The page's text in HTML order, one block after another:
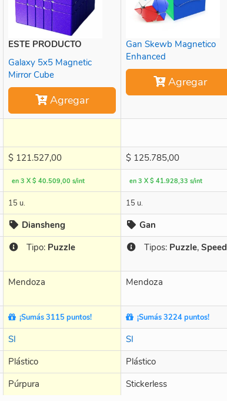
ESTE PRODUCTO
Galaxy 5x5 Magnetic
Mirror Cube
Agregar
Gan Skewb Magnetico
Enhanced
Agregar
$ 121.527,00 $ 125.785,00
en 3 X $ 40.509,00 s/int en 3 X $ 41.928,33 s/int
15 u. 15 u.
Diansheng Gan
Tipo: Puzzle Tipos: Puzzle, Speed
Mendoza Mendoza
¡Sumás 3115 puntos! ¡Sumás 3224 puntos!
SI SI
Plástico Plástico
Púrpura Stickerless